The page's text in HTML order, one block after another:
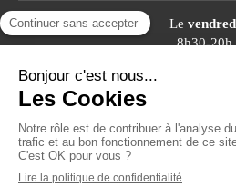
Le
8h30-20h